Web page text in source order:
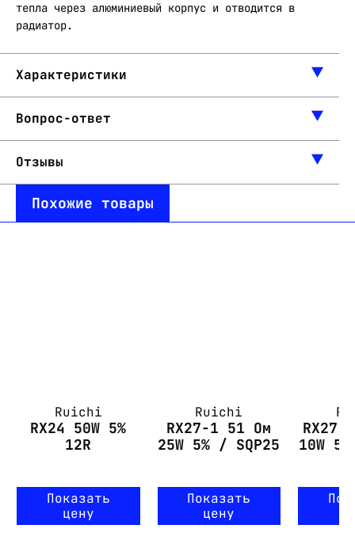
тепла через алюминиевый корпус и отводится в
радиатор.
Характеристики
Вопрос-ответ
Отзывы
Похожие товары
Ruichi
RX24 50W 5%
12R
Показать
цену
Ruichi
RX27-1 51 Ом
25W 5% / SQP25
Показать
цену
10W